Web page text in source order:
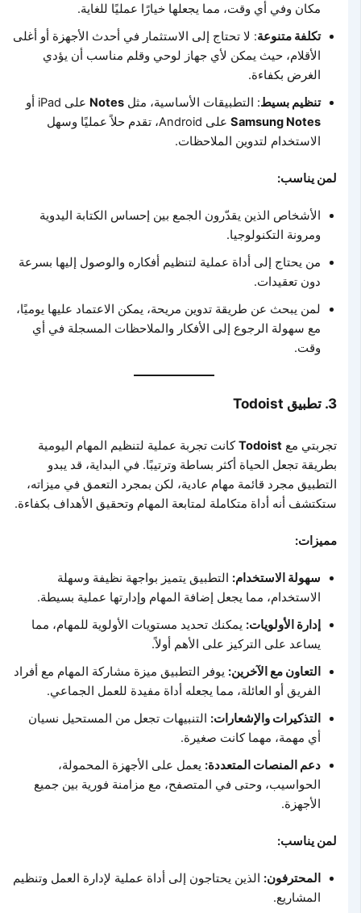
مكان وفي أي وقت، مما يجعلها خيارًا عمليًا للغاية.
تكلفة متنوعة: لا تحتاج إلى الاستثمار في أحدث الأجهزة أو أغلى
الأقلام، حيث يمكن لأي جهاز لوحي وقلم مناسب أن يؤدي
الغرض بكفاءة.
تنظيم بسيط: التطبيقات الأساسية، مثلNotesعلى iPad أو
Samsung Notes
على Android، تقدم حلاً عمليًا وسهل
الاستخدام لتدوين الملاحظات.
لمن يناسب:
الأشخاص الذين يقدّرون الجمع بين إحساس الكتابة اليدوية
ومرونة التكنولوجيا.
من يحتاج إلى أداة عملية لتنظيم أفكاره والوصول إليها بسرعة
دون تعقيدات.
لمن يبحث عن طريقة تدوين مريحة، يمكن الاعتماد عليها يوميًا،
مع سهولة الرجوع إلى الأفكار والملاحظات المسجلة في أي
وقت.
3. تطبيق Todoist
تجربتي معTodoistكانت تجربة عملية لتنظيم المهام اليومية
بطريقة تجعل الحياة أكثر بساطة وترتيبًا. في البداية، قد يبدو
التطبيق مجرد قائمة مهام عادية، لكن بمجرد التعمق في ميزاته،
ستكتشف أنه أداة متكاملة لمتابعة المهام وتحقيق الأهداف بكفاءة.
مميزات:
سهولة الاستخدام:التطبيق يتميز بواجهة نظيفة وسهلة
الاستخدام، مما يجعل إضافة المهام وإدارتها عملية بسيطة.
إدارة الأولويات:يمكنك تحديد مستويات الأولوية للمهام، مما
يساعد على التركيز على الأهم أولاً.
التعاون مع الآخرين:يوفر التطبيق ميزة مشاركة المهام مع أفراد
الفريق أو العائلة، مما يجعله أداة مفيدة للعمل الجماعي.
التذكيرات والإشعارات:التنبيهات تجعل من المستحيل نسيان
أي مهمة، مهما كانت صغيرة.
دعم المنصات المتعددة:يعمل على الأجهزة المحمولة،
الحواسيب، وحتى في المتصفح، مع مزامنة فورية بين جميع
الأجهزة.
لمن يناسب:
المحترفون:الذين يحتاجون إلى أداة عملية لإدارة العمل وتنظيم
المشاريع.